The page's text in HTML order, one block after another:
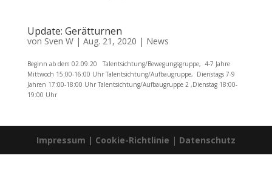
Update: Gerätturnen
von Sven W| Aug. 21, 2020 | News
Beginn ab dem 02.09.20 Talentsichtung/Bewegungsgruppe, 4-7 Jahre
Mittwoch 15:00-16:00 Uhr Talentsichtung/Aufbaugruppe, Dienstags 7-9
Jahren 17:00-18:00 Uhr Talentsichtung/Aufbaugruppe 2 ,Dienstag 18:00-
19:00 Uhr
Impressum | Cookie-Richtlinie | Datenschutz